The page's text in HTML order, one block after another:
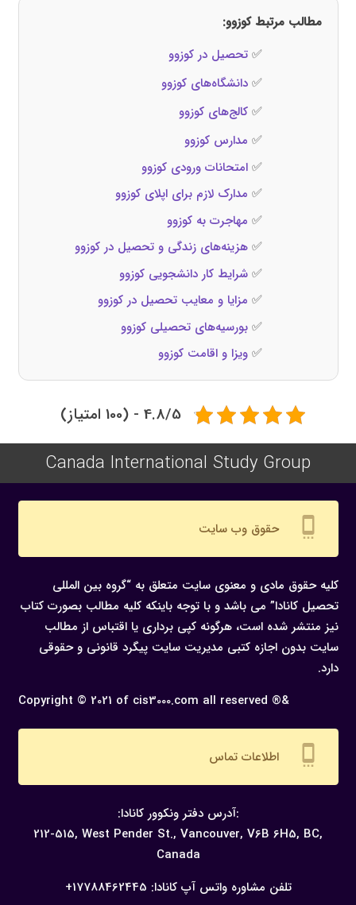
مطالب مرتبط کوزوو:
✅تحصیل در کوزوو
✅دانشگاه‌های کوزوو
✅کالج‌های کوزوو
✅ مدارس کوزوو
✅امتحانات ورودی کوزوو
✅ مدارک لازم برای اپلای کوزوو
✅ مهاجرت به کوزوو
✅هزینه‌های زندگی و تحصیل در کوزوو
✅شرایط کار دانشجویی کوزوو
✅ مزایا و معایب تحصیل در کوزوو
✅بورسیه‌های تحصیلی کوزوو
✅ویزا و اقامت کوزوو
4.8/5 - (100 امتیاز)
Canada International Study Group
settings_cell حقوق وب سایت
کلیه حقوق مادی و معنوی سایت متعلق به “گروه بین المللی
تحصیل کانادا” می باشد و با توجه باینکه کلیه مطالب بصورت کتاب
نیز منتشر شده است، هرگونه كپی برداری یا اقتباس از مطالب
سایت بدون اجازه كتبی مدیریت سایت پیگرد قانونی و حقوقی
دارد.
Copyright © 2021 of cis3000.com all reserved ®&
settings_cell اطلاعات تماس
:آدرس دفتر ونکوور کانادا:
212-515, West Pender St., Vancouver, V6B 6H5, BC,
Canada
تلفن مشاوره واتس آپ کانادا: 17788462445+